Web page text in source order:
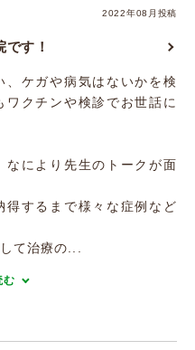
2022年08月投稿
す！
、ケガや病気はないかを検
クチンや検診でお世話に
なにより先生のトークが面
得するまで様々な症例など
て治療の...
む